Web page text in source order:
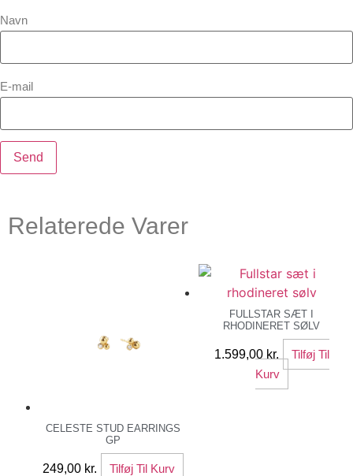
Navn
E-mail
Relaterede Varer
CELESTE STUD EARRINGS
GP
249,00 kr. Tilføj Til Kurv
FULLSTAR SÆT I
RHODINERET SØLV
1.599,00 kr.
Tilføj Til
Kurv